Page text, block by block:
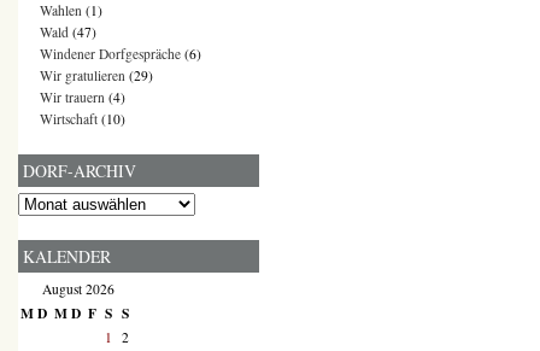
Wahlen (1)
Wald (47)
Windener Dorfgespräche (6)
Wir gratulieren (29)
Wir trauern (4)
Wirtschaft (10)
DORF-ARCHIV
Dorf-
KALENDER
August 2026
MD MD F S S
1 2